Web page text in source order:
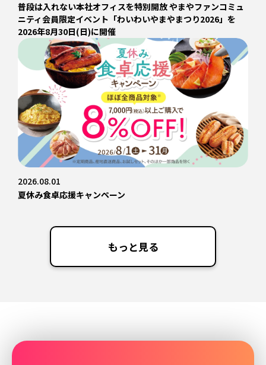
普段は入れない本社オフィスを特別開放 やまやファンコミュ
ニティ会員限定イベント「わいわいやまやまつり2026」を
2026年8月30日(日)に開催
2026.08.01
夏休み食卓応援キャンペーン
もっと見る